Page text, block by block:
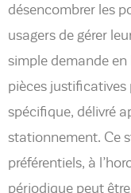
désencombrer les
usagers de gérer
simple demande
pièces justificatives
spécifique, délivré
stationnement. Ce
préférentiels, à
périodique peut